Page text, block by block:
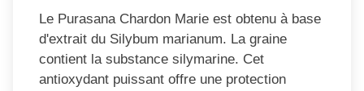
Le Purasana Chardon Marie est obtenu à base
d'extrait du Silybum marianum. La graine
contient la substance silymarine. Cet
antioxydant puissant offre une protection